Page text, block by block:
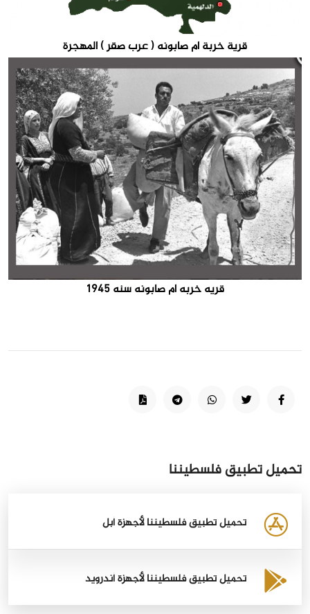
قرية خربة ام صابونه ( عرب صقر ) المهجرة
قريه خربه ام صابونه سنه 1945
تحميل تطبيق فلسطيننا
تحميل تطبيق فلسطيننا لأجهزة أبل
تحميل تطبيق فلسطيننا لأجهزة أندرويد